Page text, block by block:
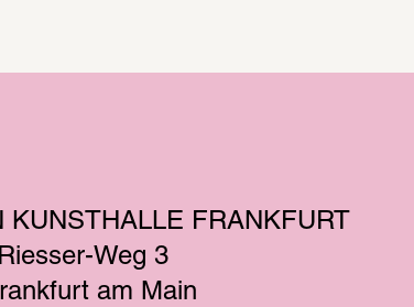
KUNSTHALLE FRANKFURT
Weg 3
am Main